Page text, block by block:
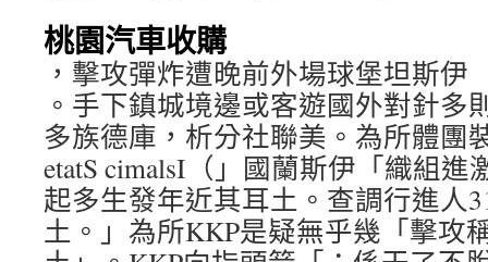
桃園汽車收購
，擊攻彈炸遭晚前外場球堡坦斯伊
。手下鎮城境邊或客遊國外對針多
多族德庫，析分社聯美。為所體團
etatS cimalsI（」國蘭斯伊「織組
起多生發年近其耳土。查調行進人
土。」為所KKP是疑無乎幾「擊攻